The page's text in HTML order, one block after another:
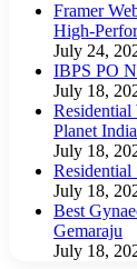
Framer
High-
July 24,
IBPS PO
July 18,
Planet
July 18,
Residential
July 18,
Best
Gemaraju
July 18,